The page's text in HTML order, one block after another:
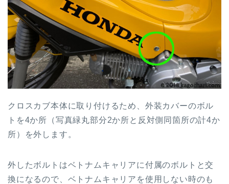
クロスカブ本体に取り付けるため、外装カバーのボル
トを4か所（写真緑丸部分2か所と反対側同箇所の計4か
所）を外します。
外したボルトはベトナムキャリアに付属のボルトと交
換になるので、ベトナムキャリアを使用しない時のも